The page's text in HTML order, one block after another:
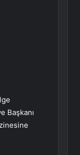
Başkanı